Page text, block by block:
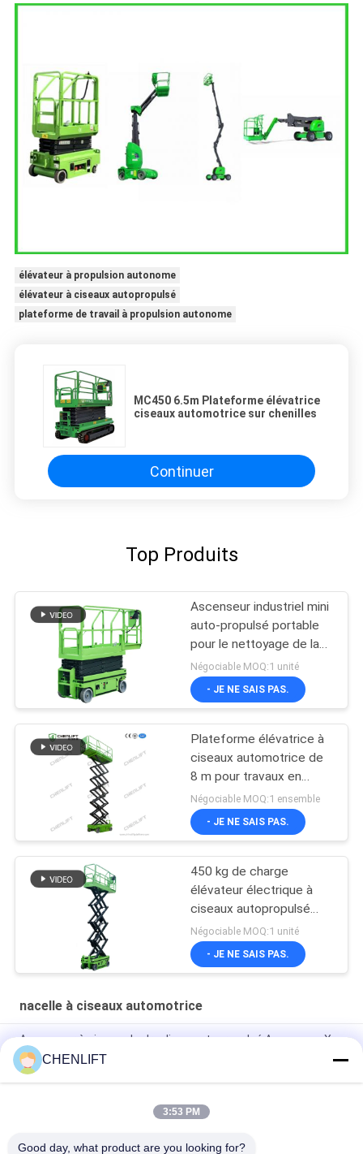
élévateur à propulsion autonome
élévateur à ciseaux autopropulsé
plateforme de travail à propulsion autonome
MC450 6.5m Plateforme élévatrice
ciseaux automotrice sur chenilles
Continuer
Top Produits
Ascenseur industriel mini
auto-propulsé portable
pour le nettoyage de la
peinture
Négociable MOQ:1 unité
- JE NE SAIS PAS.
Plateforme élévatrice à
ciseaux automotrice de
8 m pour travaux en
hauteur avec capacité
de charge de 230 kg
Négociable MOQ:1 ensemble
- JE NE SAIS PAS.
450 kg de charge
élévateur électrique à
ciseaux autopropulsé
avec CE
Négociable MOQ:1 unité
- JE NE SAIS PAS.
nacelle à ciseaux automotrice
Ascenseur à ciseaux hydraulique autopropulsé Ascenseur X
électrique 8 mètres 450 kg Capacité de charge
Plateforme élévatrice automotrice à ciseaux de 6 m de
CHENLIFT
3:53 PM
Good day, what product are you looking for?